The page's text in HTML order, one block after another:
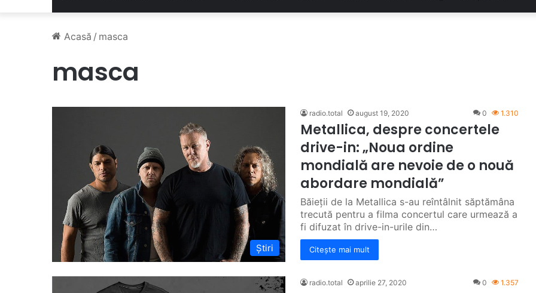
Acasă / masca
masca
Știri
radio.total august 19, 2020 0 1.310
Metallica, despre concertele
drive-in: „Noua ordine
mondială are nevoie de o nouă
abordare mondială”
Băieții de la Metallica s-au reîntâlnit săptămâna
trecută pentru a filma concertul care urmează a
fi difuzat în drive-in-urile din…
Citește mai mult
radio.total aprilie 27, 2020 0 1.357